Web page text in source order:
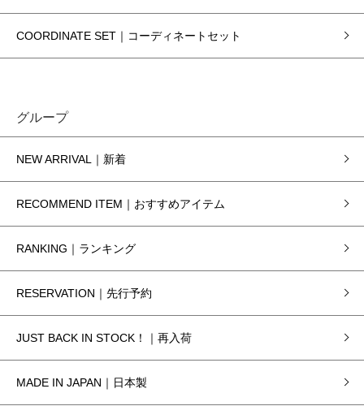
COORDINATE SET｜コーディネートセット
グループ
NEW ARRIVAL｜新着
RECOMMEND ITEM｜おすすめアイテム
RANKING｜ランキング
RESERVATION｜先行予約
JUST BACK IN STOCK！｜再入荷
MADE IN JAPAN｜日本製